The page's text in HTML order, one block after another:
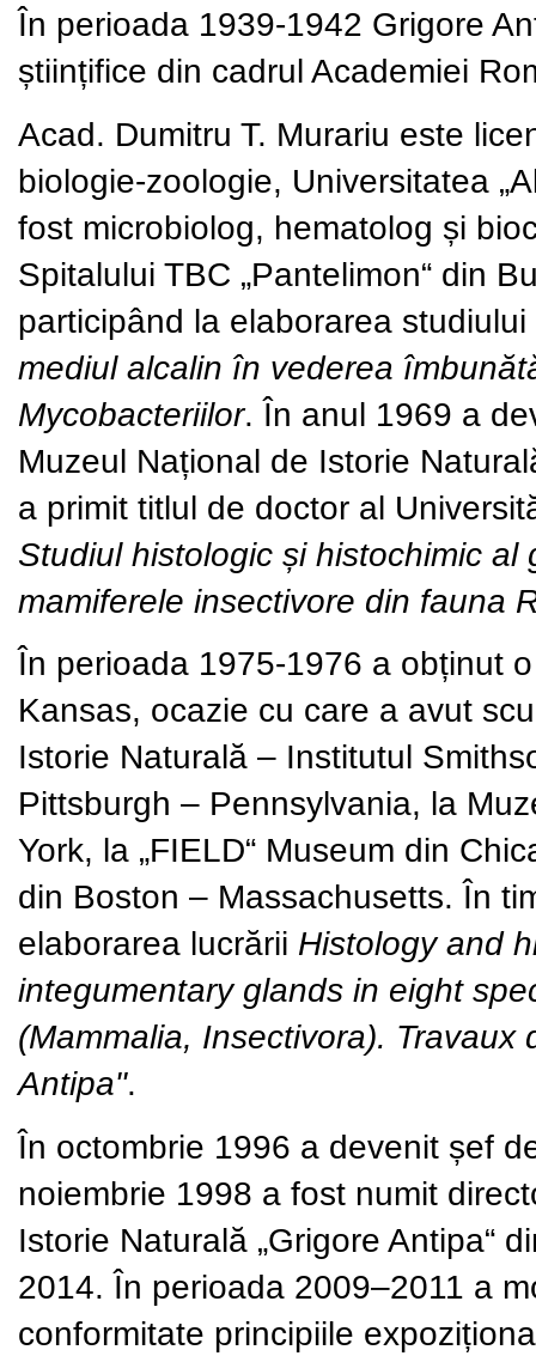
În perioada 1939-1942 Grigore
științifice din cadrul Academiei
Acad. Dumitru T. Murariu este
biologie-zoologie, Universitatea
fost microbiolog, hematolog și
Spitalului TBC „Pantelimon“ din
participând la elaborarea studiului
mediul alcalin în vederea
Mycobacteriilor. În anul 1969 a
Muzeul Național de Istorie
a primit titlul de doctor al
Studiul histologic și histochimic
mamiferele insectivore din fauna
În perioada 1975-1976 a obținut
Kansas, ocazie cu care a avut
Istorie Naturală – Institutul
Pittsburgh – Pennsylvania, la
York, la „FIELD“ Museum din
din Boston – Massachusetts. În
elaborarea lucrării Histology and
integumentary glands in eight
(Mammalia, Insectivora). Travaux
Antipa".
În octombrie 1996 a devenit șef
noiembrie 1998 a fost numit
Istorie Naturală „Grigore Antipa“
2014. În perioada 2009–2011 a
conformitate principiile